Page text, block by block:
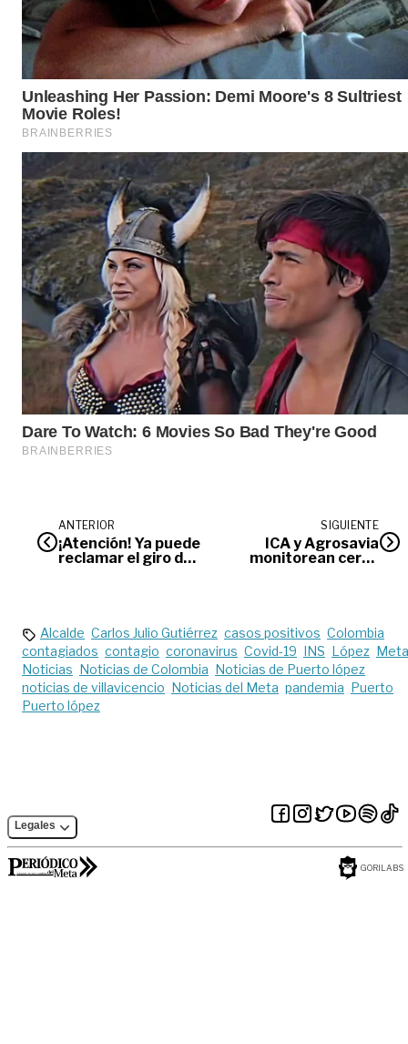
ANTERIOR
¡Atención! Ya puede
reclamar el giro de
SIGUIENTE
ICA y Agrosavia
monitorean cerca
Alcalde Carlos Julio Gutiérrez casos positivos Colombia
contagiados contagio coronavirus Covid-19 INS López Meta
Noticias Noticias de Colombia Noticias de Puerto lópez
noticias de villavicencio Noticias del Meta pandemia Puerto
Puerto lópez
Legales
GORILABS